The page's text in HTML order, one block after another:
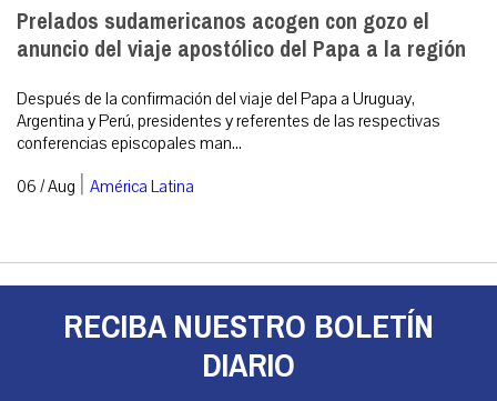
Prelados sudamericanos acogen con gozo el
anuncio del viaje apostólico del Papa a la región
Después de la confirmación del viaje del Papa a Uruguay,
Argentina y Perú, presidentes y referentes de las respectivas
conferencias episcopales man...
06 / Aug | América Latina
RECIBA NUESTRO BOLETÍN
DIARIO